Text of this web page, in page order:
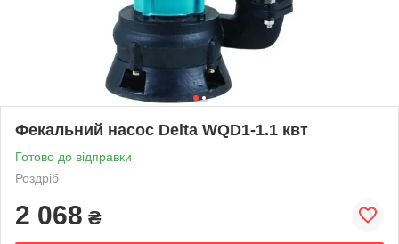
Фекальний насос Delta WQD1-1.1 квт
Готово до відправки
Роздріб
2 068 ₴